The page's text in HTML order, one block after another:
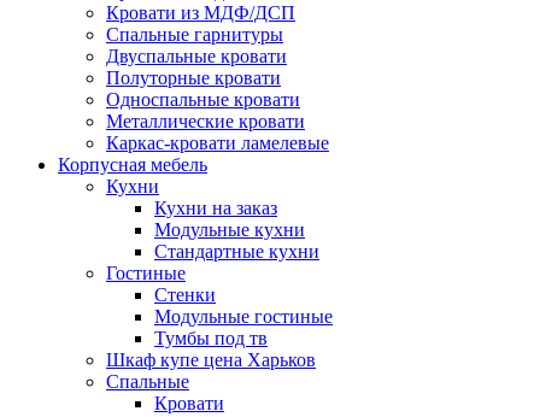
Кровати из МДФ/ДСП
Спальные гарнитуры
Двуспальные кровати
Полуторные кровати
Односпальные кровати
Металлические кровати
Каркас-кровати ламелевые
Корпусная мебель
Кухни
Кухни на заказ
Модульные кухни
Стандартные кухни
Гостиные
Стенки
Модульные гостиные
Тумбы под тв
Шкаф купе цена Харьков
Спальные
Кровати